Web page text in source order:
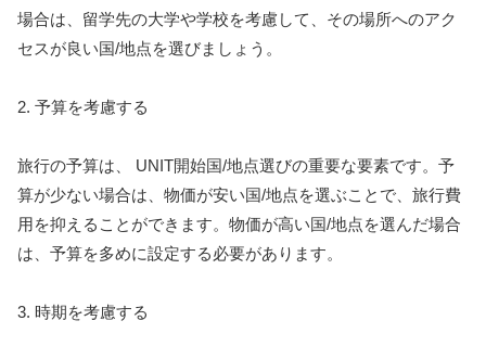
場合は、留学先の大学や学校を考慮して、その場所へのアク
セスが良い国/地点を選びましょう。
2. 予算を考慮する
旅行の予算は、 UNIT開始国/地点選びの重要な要素です。予
算が少ない場合は、物価が安い国/地点を選ぶことで、旅行費
用を抑えることができます。物価が高い国/地点を選んだ場合
は、予算を多めに設定する必要があります。
3. 時期を考慮する